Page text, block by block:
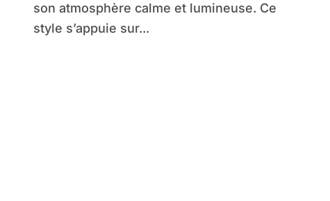
son atmosphère calme et lumineuse. Ce
style s’appuie sur...